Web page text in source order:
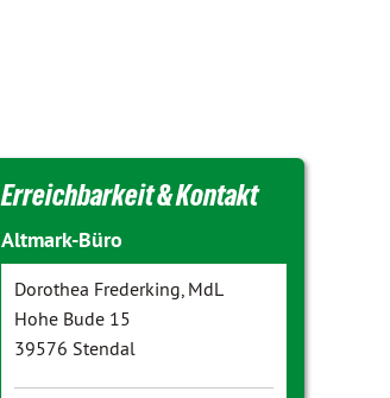
Erreichbarkeit & Kontakt
Altmark-Büro
Dorothea Frederking, MdL
Hohe Bude 15
39576 Stendal